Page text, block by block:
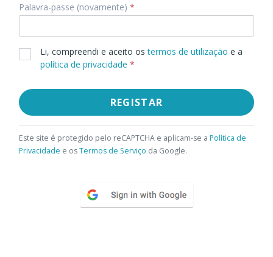
Palavra-passe (novamente) *
Li, compreendi e aceito ostermos de utilização e a
política de privacidade *
REGISTAR
Este site é protegido pelo reCAPTCHA e aplicam-se a Política de
Privacidade e osTermos de Serviço da Google.